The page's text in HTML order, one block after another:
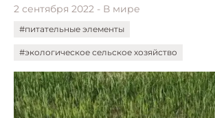
2 сентября 2022 - В мире
#питательные элементы
#экологическое сельское хозяйство